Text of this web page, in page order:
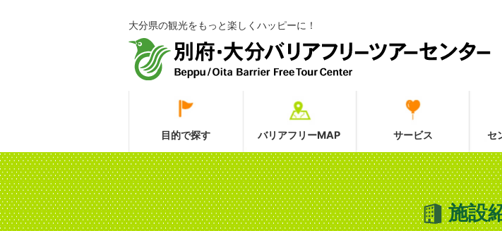
大分県の観光をもっと楽しくハッピーに！
目的で探す バリアフリーMAP サービス セ
施設